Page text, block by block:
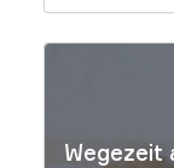
komplexe
Wegezeit